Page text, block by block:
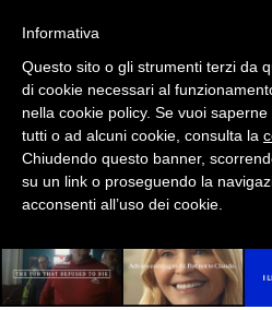
DIGITALE
EDITORIA
ESTERNA
RADIO / AUDIO
Informativa
Questo sito o gli strumenti terzi da
di cookie necessari al
nella cookie policy. Se vuoi
tutti o ad alcuni cookie, consulta la
Chiudendo questo banner,
su un link o proseguendo la
acconsenti all’uso dei cookie.